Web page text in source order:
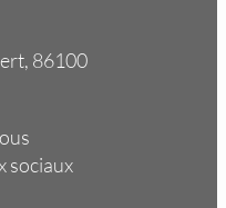
86100
sociaux